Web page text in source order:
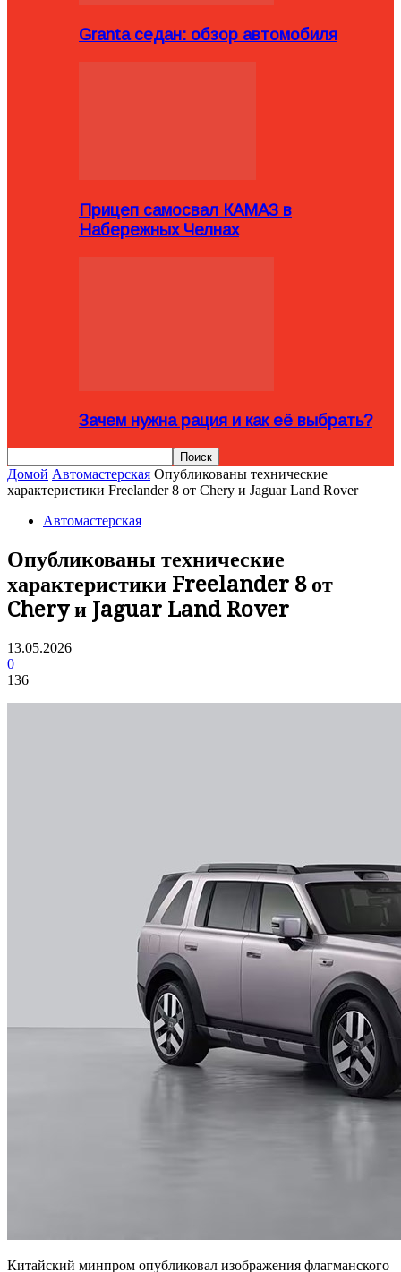
Granta седан: обзор автомобиля
Прицеп самосвал КАМАЗ в
Набережных Челнах
Зачем нужна рация и как её выбрать?
Домой Автомастерская Опубликованы технические
характеристики Freelander 8 от Chery и Jaguar Land Rover
Автомастерская
Опубликованы технические
характеристики Freelander 8 от
Chery и Jaguar Land Rover
13.05.2026
0
136
Китайский минпром опубликовал изображения флагманского